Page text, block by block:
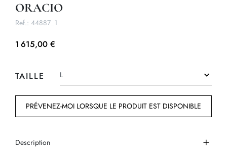
ORACIO
Ref.: 44887_1
1 615,00 €
TAILLE
PRÉVENEZ-MOI LORSQUE LE PRODUIT EST DISPONIBLE
Description